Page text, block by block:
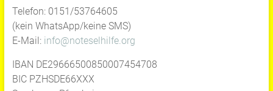
Telefon: 0151/53764605
(kein WhatsApp/keine SMS)
E-Mail: info@noteselhilfe.org
IBAN DE29666500850007454708
BIC PZHSDE66XXX